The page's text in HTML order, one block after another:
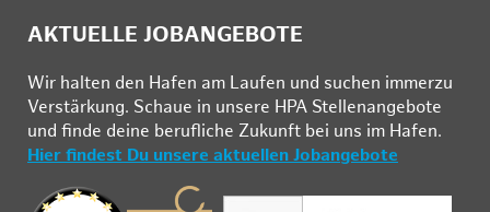
AKTUELLE JOBANGEBOTE
Wir hal­ten den Ha­fen am Lau­fen und su­chen im­mer­zu
Ver­stär­kung. Schau­e in un­se­re HPA Stel­len­an­ge­bo­te
und fin­de deine be­ruf­li­che Zu­kunft bei uns im Ha­fen.
Hier findest Du unsere aktuellen Jobangebote